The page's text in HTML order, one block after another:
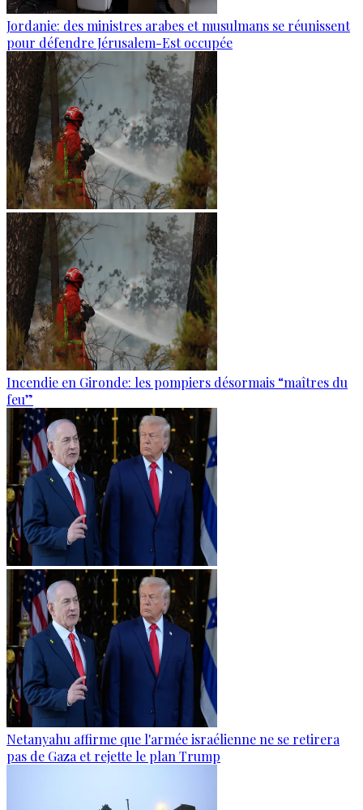
Jordanie: des ministres arabes et musulmans se réunissent
pour défendre Jérusalem-Est occupée
Incendie en Gironde: les pompiers désormais “maîtres du
feu”
Netanyahu affirme que l'armée israélienne ne se retirera
pas de Gaza et rejette le plan Trump